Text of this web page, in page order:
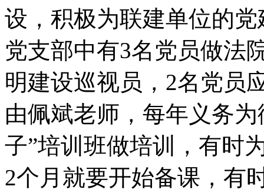
设，积极为联建单位的
党支部中有3名党员做法
明建设巡视员，2名党员
由佩斌老师，每年义务
子”培训班做培训，有时
2个月就要开始备课，有